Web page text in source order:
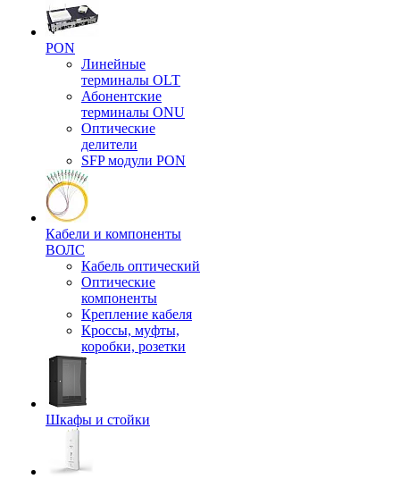
PON
Линейные
терминалы OLT
Абонентские
терминалы ONU
Оптические
делители
SFP модули PON
Кабели и компоненты
ВОЛС
Кабель оптический
Оптические
компоненты
Крепление кабеля
Кроссы, муфты,
коробки, розетки
Шкафы и стойки